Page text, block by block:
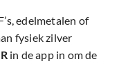
edelmetalen of
fysiek zilver
in de app in om de